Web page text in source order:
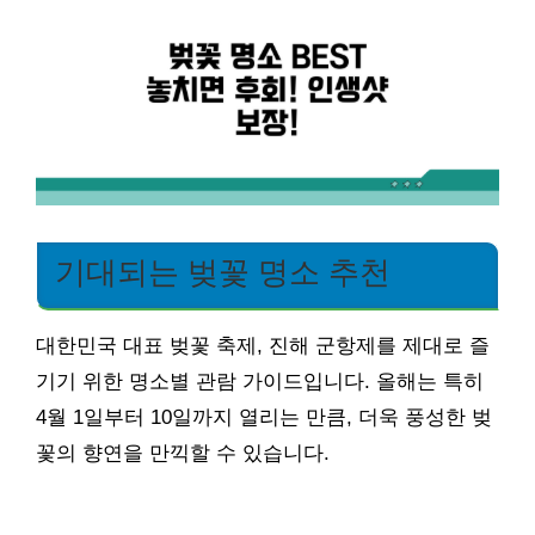
기대되는 벚꽃 명소 추천
대한민국 대표 벚꽃 축제, 진해 군항제를 제대로 즐
기기 위한 명소별 관람 가이드입니다. 올해는 특히
4월 1일부터 10일까지 열리는 만큼, 더욱 풍성한 벚
꽃의 향연을 만끽할 수 있습니다.